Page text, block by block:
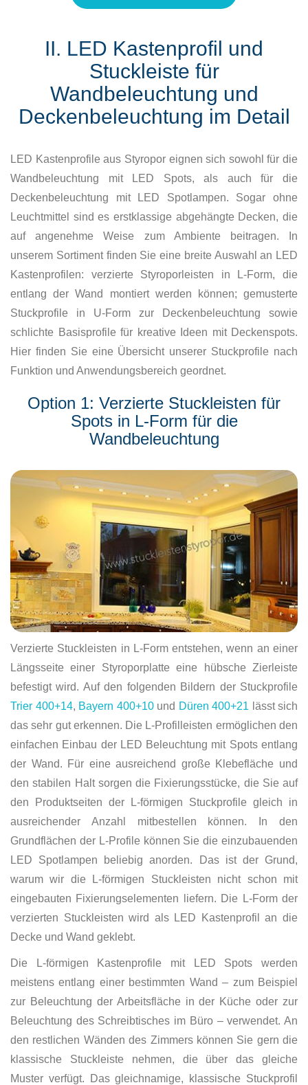
II. LED Kastenprofil und
Stuckleiste für
Wandbeleuchtung und
Deckenbeleuchtung im Detail
LED Kastenprofile aus Styropor eignen sich sowohl für die
Wandbeleuchtung mit LED Spots, als auch für die
Deckenbeleuchtung mit LED Spotlampen. Sogar ohne
Leuchtmittel sind es erstklassige abgehängte Decken, die
auf angenehme Weise zum Ambiente beitragen. In
unserem Sortiment finden Sie eine breite Auswahl an LED
Kastenprofilen: verzierte Styroporleisten in L-Form, die
entlang der Wand montiert werden können; gemusterte
Stuckprofile in U-Form zur Deckenbeleuchtung sowie
schlichte Basisprofile für kreative Ideen mit Deckenspots.
Hier finden Sie eine Übersicht unserer Stuckprofile nach
Funktion und Anwendungsbereich geordnet.
Option 1: Verzierte Stuckleisten für
Spots in L-Form für die
Wandbeleuchtung
Verzierte Stuckleisten in L-Form entstehen, wenn an einer
Längsseite einer Styroporplatte eine hübsche Zierleiste
befestigt wird. Auf den folgenden Bildern der Stuckprofile
Trier 400+14, Bayern 400+10und Düren 400+21 lässt sich
das sehr gut erkennen. Die L-Profilleisten ermöglichen den
einfachen Einbau der LED Beleuchtung mit Spots entlang
der Wand. Für eine ausreichend große Klebefläche und
den stabilen Halt sorgen die Fixierungsstücke, die Sie auf
den Produktseiten der L-förmigen Stuckprofile gleich in
ausreichender Anzahl mitbestellen können. In den
Grundflächen der L-Profile können Sie die einzubauenden
LED Spotlampen beliebig anorden. Das ist der Grund,
warum wir die L-förmigen Stuckleisten nicht schon mit
eingebauten Fixierungselementen liefern. Die L-Form der
verzierten Stuckleisten wird als LED Kastenprofil an die
Decke und Wand geklebt.
Die L-förmigen Kastenprofile mit LED Spots werden
meistens entlang einer bestimmten Wand – zum Beispiel
zur Beleuchtung der Arbeitsfläche in der Küche oder zur
Beleuchtung des Schreibtisches im Büro – verwendet. An
den restlichen Wänden des Zimmers können Sie gern die
klassische Stuckleiste nehmen, die über das gleiche
Muster verfügt. Das gleichnamige, klassische Stuckprofil